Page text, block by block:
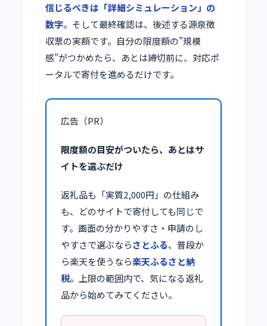
信じるべきは「詳細シミュレーション」の
数字。そして最終確認は、後述する源泉徴
収票の実額です。自分の限度額の”規模
感”がつかめたら、あとは締切前に、対応ポ
ータルで寄付を進めるだけです。
広告（PR）
限度額の目安がついたら、あとはサ
イトを選ぶだけ
返礼品も「実質2,000円」の仕組み
も、どのサイトで寄付しても同じで
す。画面の分かりやすさ・申請のし
やすさで選ぶならさとふる、普段か
ら楽天を使うなら楽天ふるさと納
税。上限の範囲内で、気になる返礼
品から始めてみてください。